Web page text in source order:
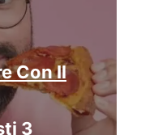
Con Il
3